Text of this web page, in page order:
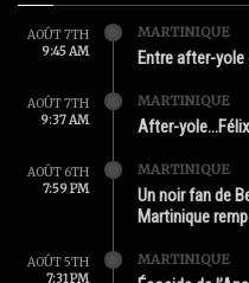
AOÛT 7TH
9:45 AM
MARTINIQUE
Entre after-
AOÛT 7TH
9:37 AM
MARTINIQUE
After-
AOÛT 6TH
7:59 PM
MARTINIQUE
Un noir fan de
Martinique
AOÛT 5TH
7:31 PM
MARTINIQUE